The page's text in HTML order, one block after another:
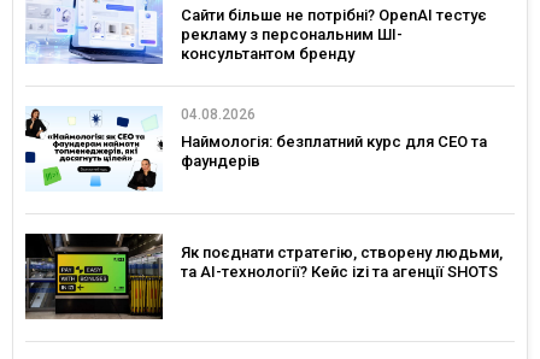
Сайти більше не потрібні? OpenAI тестує
рекламу з персональним ШІ-
консультантом бренду
04.08.2026
Наймологія: безплатний курс для CEO та
фаундерів
Як поєднати стратегію, створену людьми,
та AI-технології? Кейс izi та агенції SHOTS